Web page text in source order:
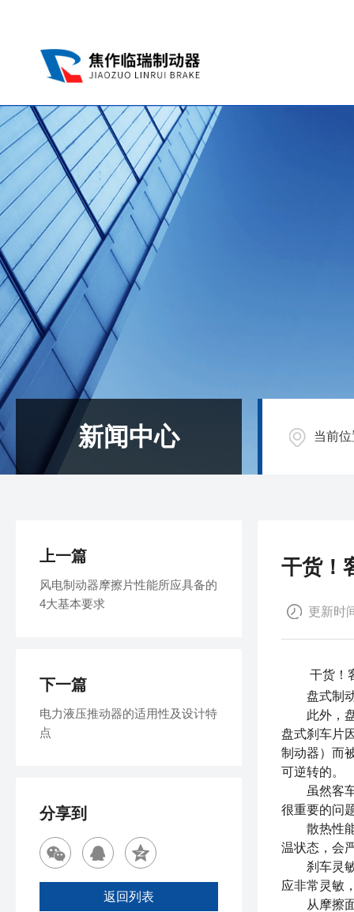
新闻中心 当前
干货！
更新时
干货！客
盘式制动
此外，盘
盘式刹车片
制动器）而
可逆转的。
虽然客车
很重要的问
散热性能
温状态，会
刹车灵敏
应非常灵敏
从摩擦面
上一篇
风电制动器摩擦片性能所应具备的
4大基本要求
下一篇
电力液压推动器的适用性及设计特
点
分享到
返回列表